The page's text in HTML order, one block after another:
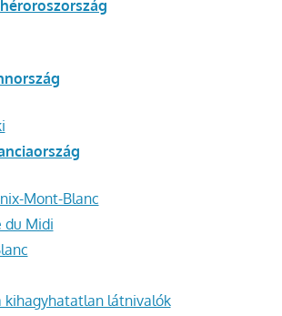
Mont-Blanc
du Midi
kihagyhatatlan látnivalók